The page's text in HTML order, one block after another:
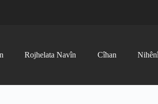
Rojhelata Navîn Cîhan